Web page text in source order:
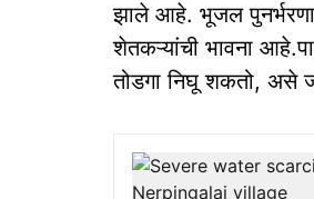
झाले आहे. भूजल
शेतकऱ्यांची भावना
तोडगा निघू शकतो, असे